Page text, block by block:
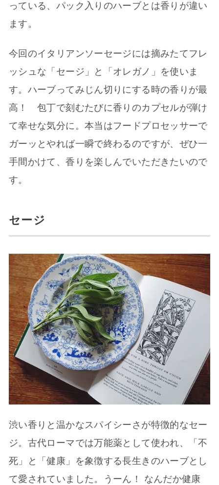
っている、パック入りのハーブとは香りが違い
ます。
今回のイタリアンソーセージには摘みたてフレ
ッシュな「セージ」と「オレガノ」を使いま
す。ハーブってみじん切りにする時の香りが最
高！ 包丁で刻むたびに香りのカプセルが弾け
て幸せな気分に。本当はフードプロセッサーで
ガーッとやれば一瞬で終わるのですが、ぜひ一
手間かけて、香りを楽しんでいただきたいので
す。
セージ
渋い香りと温かなスパイシーさが特徴的なセー
ジ。古代ローマでは万能薬として使われ、「不
死」と「健康」を象徴する長生きのハーブとし
て愛されていました。うーん！ なんだか健康